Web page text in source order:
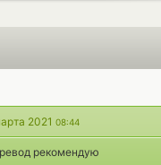
2021 08:44
рекомендую